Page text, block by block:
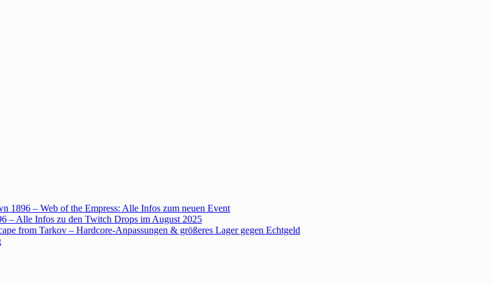
1896 – Web of the Empress: Alle Infos zum neuen Event
– Alle Infos zu den Twitch Drops im August 2025
from Tarkov – Hardcore-Anpassungen & größeres Lager gegen Echtgeld